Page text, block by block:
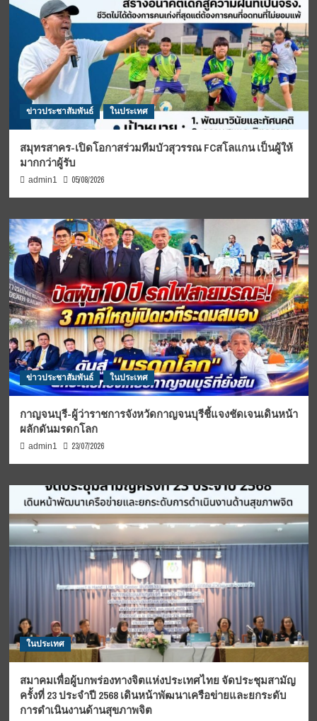
ข่าวประชาสัมพันธ์ ในประเทศ
สมุทรสาคร-เปิดโอกาสร่วมทีมบัวสุวรรณ FCสโลแกน เป็นผู้ให้
มากกว่าผู้รับ
admin1 05/08/2026
ข่าวประชาสัมพันธ์ ในประเทศ
กาญจนบุรี-ผู้ว่าราชการจังหวัดกาญจนบุรีชี้แจงชัดเจนเดินหน้า
ผลักดันมรดกโลก
admin1 23/07/2026
ในประเทศ
สมาคมเพื่อผู้บกพร่องทางจิตแห่งประเทศไทย จัดประชุมสามัญ
ครั้งที่ 23 ประจำปี 2568 เดินหน้าพัฒนาเครือข่ายและยกระดับ
การดำเนินงานด้านสุขภาพจิต